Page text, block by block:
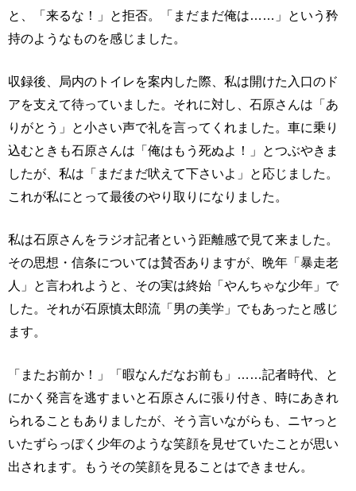
と、「来るな！」と拒否。「まだまだ俺は……」という矜
持のようなものを感じました。
収録後、局内のトイレを案内した際、私は開けた入口のド
アを支えて待っていました。それに対し、石原さんは「あ
りがとう」と小さい声で礼を言ってくれました。車に乗り
込むときも石原さんは「俺はもう死ぬよ！」とつぶやきま
したが、私は「まだまだ吠えて下さいよ」と応じました。
これが私にとって最後のやり取りになりました。
私は石原さんをラジオ記者という距離感で見て来ました。
その思想・信条については賛否ありますが、晩年「暴走老
人」と言われようと、その実は終始「やんちゃな少年」で
した。それが石原慎太郎流「男の美学」でもあったと感じ
ます。
「またお前か！」「暇なんだなお前も」……記者時代、と
にかく発言を逃すまいと石原さんに張り付き、時にあきれ
られることもありましたが、そう言いながらも、ニヤっと
いたずらっぽく少年のような笑顔を見せていたことが思い
出されます。もうその笑顔を見ることはできません。